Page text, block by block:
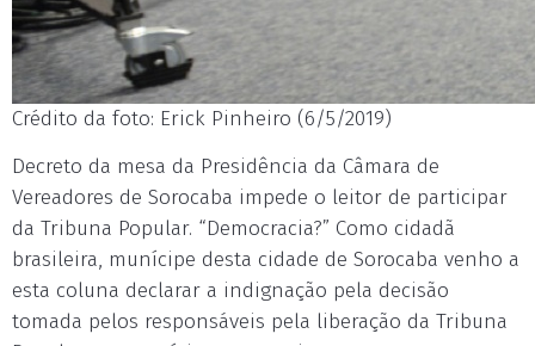
Crédito da foto: Erick Pinheiro (6/5/2019)
Decreto da mesa da Presidência da Câmara de
Vereadores de Sorocaba impede o leitor de participar
da Tribuna Popular. “Democracia?” Como cidadã
brasileira, munícipe desta cidade de Sorocaba venho a
esta coluna declarar a indignação pela decisão
tomada pelos responsáveis pela liberação da Tribuna